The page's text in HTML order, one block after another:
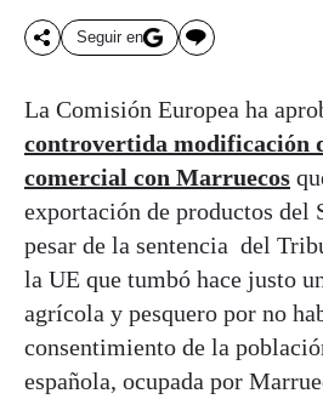
Seguir en
La Comisión Europea ha
controvertida modificación
comercial con Marruecos
exportación de productos del
pesar de la sentencia del
la UE que tumbó hace justo
agrícola y pesquero por no
consentimiento de la
española, ocupada por